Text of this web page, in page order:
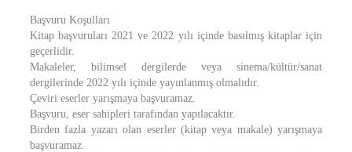
Başvuru Koşulları
Kitap başvuruları 2021 ve 2022 yılı içinde basılmış kitaplar için
geçerlidir.
Makaleler, bilimsel dergilerde veya sinema/kültür/sanat
dergilerinde 2022 yılı içinde yayınlanmış olmalıdır.
Çeviri eserler yarışmaya başvuramaz.
Başvuru, eser sahipleri tarafından yapılacaktır.
Birden fazla yazarı olan eserler (kitap veya makale) yarışmaya
başvuramaz.